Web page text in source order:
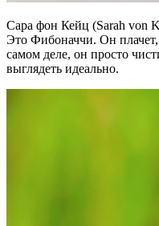
Сара фон Кейц (Sarah von
Это Фибоначчи. Он
самом деле, он просто
выглядеть идеально.